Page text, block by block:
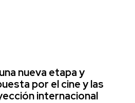
nueva etapa y
por el cine y las
internacional